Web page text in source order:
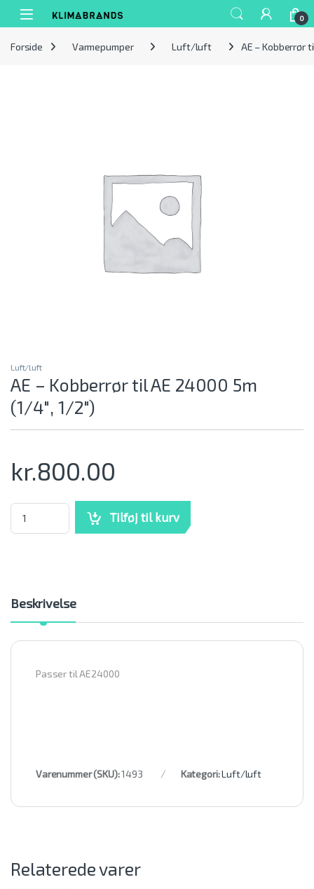
Spring til navigation
Gå til indhold
0
Forside Varmepumper Luft/luft AE – Kobberrør
Luft/luft
AE – Kobberrør til AE 24000 5m
(1/4″, 1/2″)
kr.800.00
AE - Kobberrør til AE 24000 5m (1/4", 1/2") mængde
Tilføj til kurv
Beskrivelse
Passer til AE24000
Varenummer (SKU):1493 Kategori:Luft/luft
Relaterede varer